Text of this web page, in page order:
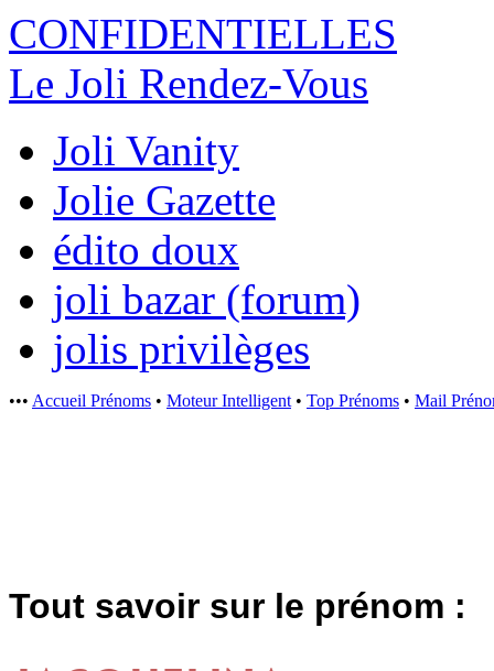
CONFIDENTIELLES
Le Joli Rendez-Vous
Joli Vanity
Jolie Gazette
édito doux
joli bazar (forum)
jolis privilèges
••• Accueil Prénoms • Moteur Intelligent • Top Prénoms • Mail
Tout savoir sur le prénom :